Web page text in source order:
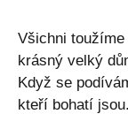
Všichni
krásný velký
Když se
kteří bohatí